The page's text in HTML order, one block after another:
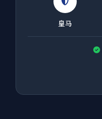
皇马